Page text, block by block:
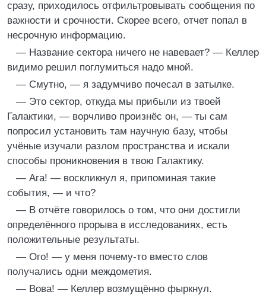
сразу, приходилось отфильтровывать сообщения по
важности и срочности. Скорее всего, отчет попал в
несрочную информацию.
— Название сектора ничего не навевает? — Келлер
видимо решил поглумиться надо мной.
— Смутно, — я задумчиво почесал в затылке.
— Это сектор, откуда мы прибыли из твоей
Галактики, — ворчливо произнёс он, — ты сам
попросил установить там научную базу, чтобы
учёные изучали разлом пространства и искали
способы проникновения в твою Галактику.
— Ага! — воскликнул я, припоминая такие
события, — и что?
— В отчёте говорилось о том, что они достигли
определённого прорыва в исследованиях, есть
положительные результаты.
— Ого! — у меня почему‑то вместо слов
получались одни междометия.
— Вова! — Келлер возмущённо фыркнул.